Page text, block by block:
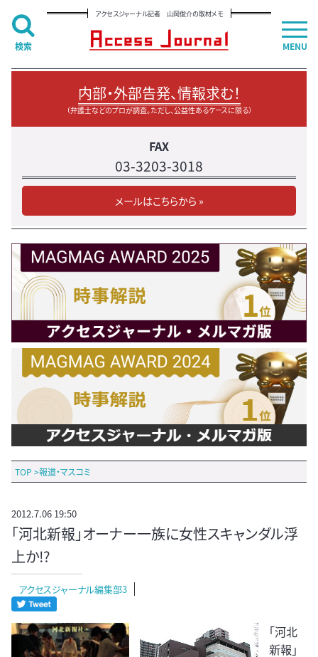
アクセスジャーナル記者 山岡俊介の取材メモ
内部・外部告発、情報求む！
（弁護士などのプロが調査。ただし、公益性あるケースに限る）
FAX
03-3203-3018
メールはこちらから »
TOP >報道・マスコミ
2012.7.06 19:50
「河北新報」オーナー一族に女性スキャンダル浮
上か!?
アクセスジャーナル編集部3
「河北
新報」
MENU
検索